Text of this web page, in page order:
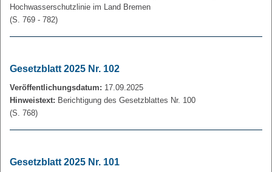
Hochwasserschutzlinie im Land Bremen
(S. 769 - 782)
Gesetzblatt 2025 Nr. 102
Veröffentlichungsdatum: 17.09.2025
Hinweistext: Berichtigung des Gesetzblattes Nr. 100
(S. 768)
Gesetzblatt 2025 Nr. 101